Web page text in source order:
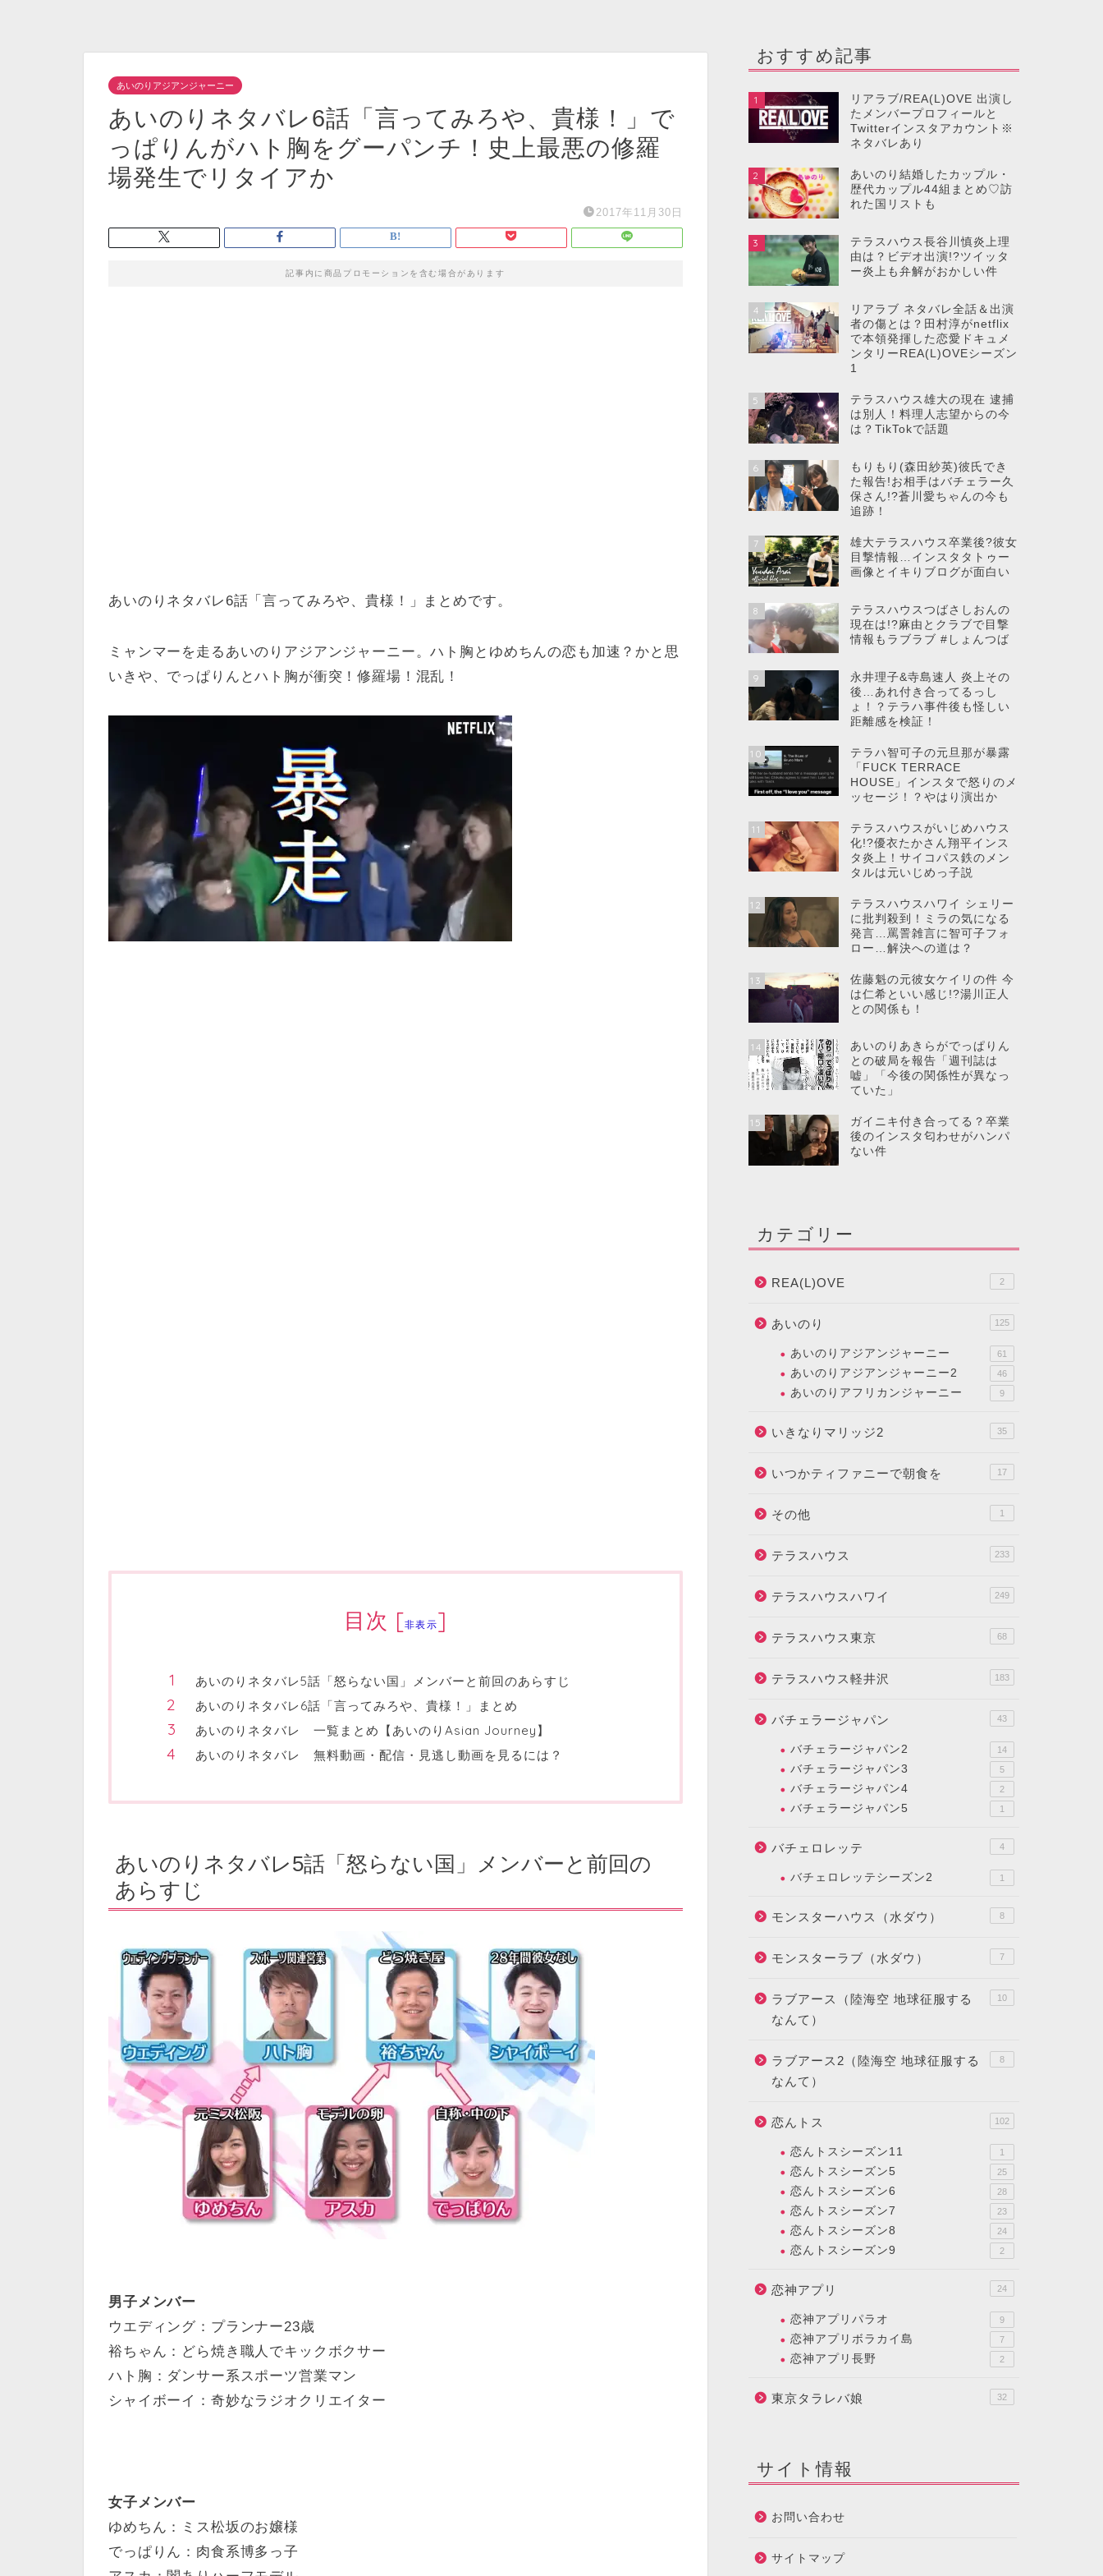
あいのりアジアンジャーニー
あいのりネタバレ6話「言ってみろや、貴様！」で
っぱりんがハト胸をグーパンチ！史上最悪の修羅
場発生でリタイアか
2017年11月30日
記事内に商品プロモーションを含む場合があります
あいのりネタバレ6話「言ってみろや、貴様！」まとめです。
ミャンマーを走るあいのりアジアンジャーニー。ハト胸とゆめちんの恋も加速？かと思
いきや、でっぱりんとハト胸が衝突！修羅場！混乱！
目次 [非表示]
あいのりネタバレ5話「怒らない国」メンバーと前回のあらすじ
あいのりネタバレ6話「言ってみろや、貴様！」まとめ
あいのりネタバレ 一覧まとめ【あいのりAsian Journey】
あいのりネタバレ 無料動画・配信・見逃し動画を見るには？
あいのりネタバレ5話「怒らない国」メンバーと前回の
あらすじ
男子メンバー
ウエディング：プランナー23歳
裕ちゃん：どら焼き職人でキックボクサー
ハト胸：ダンサー系スポーツ営業マン
シャイボーイ：奇妙なラジオクリエイター
女子メンバー
ゆめちん：ミス松坂のお嬢様
でっぱりん：肉食系博多っ子
おすすめ記事
1
リアラブ/REA(L)OVE 出演し
たメンバープロフィールと
Twitterインスタアカウント※
ネタバレあり
2
あいのり結婚したカップル・
歴代カップル44組まとめ♡訪
れた国リストも
3
テラスハウス長谷川慎炎上理
由は？ビデオ出演!?ツイッタ
ー炎上も弁解がおかしい件
4
リアラブ ネタバレ全話＆出演
者の傷とは？田村淳がnetflix
で本領発揮した恋愛ドキュメ
ンタリーREA(L)OVEシーズン
1
5
テラスハウス雄大の現在 逮捕
は別人！料理人志望からの今
は？TikTokで話題
6
もりもり(森田紗英)彼氏でき
た報告!お相手はバチェラー久
保さん!?蒼川愛ちゃんの今も
追跡！
7
雄大テラスハウス卒業後?彼女
目撃情報…インスタタトゥー
画像とイキりブログが面白い
8
テラスハウスつばさしおんの
現在は!?麻由とクラブで目撃
情報もラブラブ #しょんつば
9
永井理子&寺島速人 炎上その
後…あれ付き合ってるっし
ょ！？テラハ事件後も怪しい
距離感を検証！
10
テラハ智可子の元旦那が暴露
「FUCK TERRACE
HOUSE」インスタで怒りのメ
ッセージ！？やはり演出か
11
テラスハウスがいじめハウス
化!?優衣たかさん翔平インス
タ炎上！サイコパス鉄のメン
タルは元いじめっ子説
12
テラスハウスハワイ シェリー
に批判殺到！ミラの気になる
発言…罵詈雑言に智可子フォ
ロー…解決への道は？
13
佐藤魁の元彼女ケイリの件 今
は仁希といい感じ!?湯川正人
との関係も！
14
あいのりあきらがでっぱりん
との破局を報告「週刊誌は
嘘」「今後の関係性が異なっ
ていた」
15
ガイニキ付き合ってる？卒業
後のインスタ匂わせがハンパ
ない件
カテゴリー
REA(L)OVE 2
あいのり 125
あいのりアジアンジャーニー 61
あいのりアジアンジャーニー2 46
あいのりアフリカンジャーニー 9
いきなりマリッジ2 35
いつかティファニーで朝食を 17
その他 1
テラスハウス 233
テラスハウスハワイ 249
テラスハウス東京 68
テラスハウス軽井沢 183
バチェラージャパン 43
バチェラージャパン2 14
バチェラージャパン3 5
バチェラージャパン4 2
バチェラージャパン5 1
バチェロレッテ 4
バチェロレッテシーズン2 1
モンスターハウス（水ダウ） 8
モンスターラブ（水ダウ） 7
ラブアース（陸海空 地球征服する
なんて）
10
ラブアース2（陸海空 地球征服する
なんて）
8
恋んトス 102
恋んトスシーズン11 1
恋んトスシーズン5 25
恋んトスシーズン6 28
恋んトスシーズン7 23
恋んトスシーズン8 24
恋んトスシーズン9 2
恋神アプリ 24
恋神アプリパラオ 9
恋神アプリボラカイ島 7
恋神アプリ長野 2
東京タラレバ娘 32
サイト情報
お問い合わせ
サイトマップ